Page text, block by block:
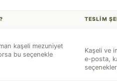
TESLIM
kaşeli mezuniyet
bu seçenekle
Kaşeli ve
e-posta,